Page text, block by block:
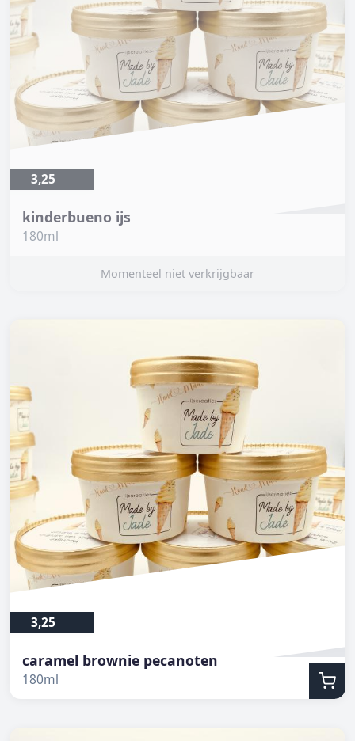
3,25
kinderbueno ijs
180ml
Momenteel niet verkrijgbaar
3,25
caramel brownie pecanoten
180ml